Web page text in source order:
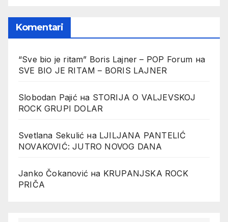
Komentari
“Sve bio je ritam” Boris Lajner – POP Forum на
SVE BIO JE RITAM – BORIS LAJNER
Slobodan Pajićна STORIJA O VALJEVSKOJ
ROCK GRUPI DOLAR
Svetlana Sekulić на LJILJANA PANTELIĆ
NOVAKOVIĆ: JUTRO NOVOG DANA
Janko Čokanović на KRUPANJSKA ROCK
PRIČA